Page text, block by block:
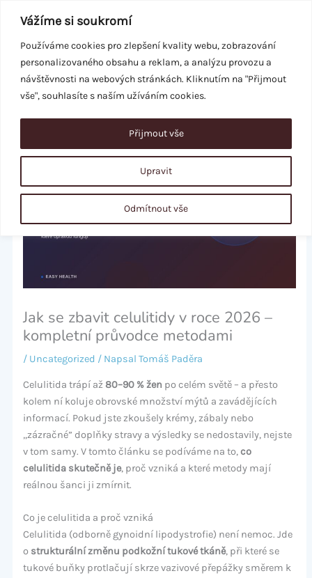
Vážíme si soukromí
Používáme cookies pro zlepšení kvality webu, zobrazování
personalizovaného obsahu a reklam, a analýzu provozu a
návštěvnosti na webových stránkách. Kliknutím na "Přijmout
vše", souhlasíte s naším užíváním cookies.
Upravit
Odmítnout vše
Přijmout vše
obsah
REZERVACE
Jak se zbavit celulitidy v roce 2026 –
kompletní průvodce metodami
/ Uncategorized / Napsal Tomáš Paděra
Celulitida trápí až 80–90 % žen po celém světě – a přesto
kolem ní koluje obrovské množství mýtů a zavádějících
informací. Pokud jste zkoušely krémy, zábaly nebo
„zázračné” doplňky stravy a výsledky se nedostavily, nejste
v tom samy. V tomto článku se podíváme na to,co
celulitida skutečně je, proč vzniká a které metody mají
reálnou šanci ji zmírnit.
Co je celulitida a proč vzniká
Celulitida (odborně gynoidní lipodystrofie) není nemoc. Jde
o strukturální změnu podkožní tukové tkáně, při které se
tukové buňky protlačují skrze vazivové přepážky směrem k